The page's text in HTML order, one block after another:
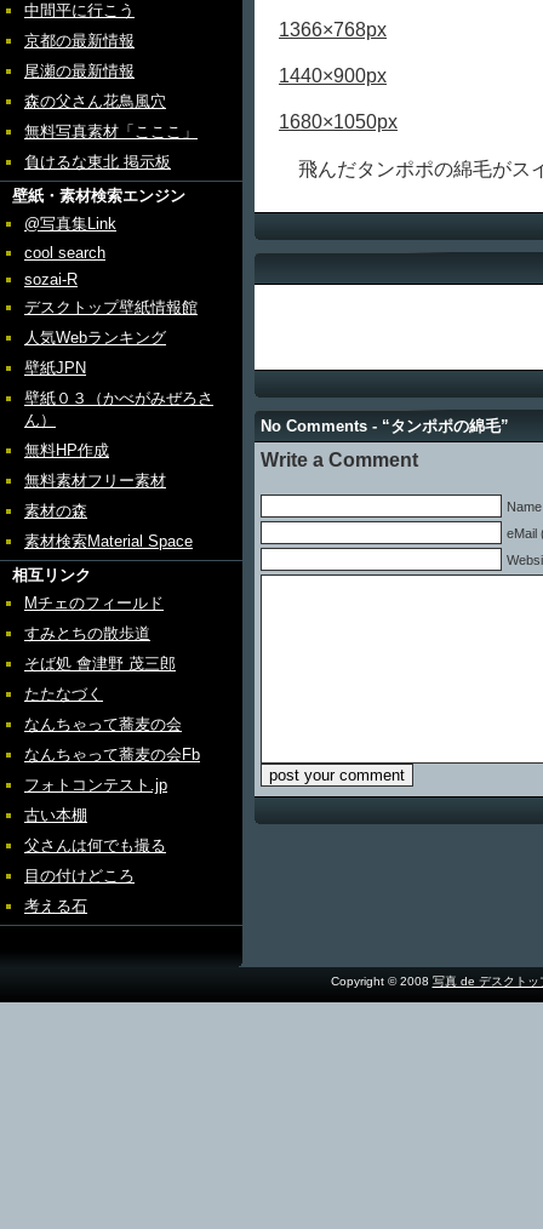
中間平に行こう
京都の最新情報
尾瀬の最新情報
森の父さん花鳥風穴
無料写真素材「こここ」
負けるな東北 掲示板
壁紙・素材検索エンジン
@写真集Link
cool search
sozai-R
デスクトップ壁紙情報館
人気Webランキング
壁紙JPN
壁紙０３（かべがみぜろさ
ん）
無料HP作成
無料素材フリー素材
素材の森
素材検索Material Space
相互リンク
Mチェのフィールド
すみとちの散歩道
そば処 會津野 茂三郎
たたなづく
なんちゃって蕎麦の会
なんちゃって蕎麦の会Fb
フォトコンテスト.jp
古い本棚
父さんは何でも撮る
目の付けどころ
考える石
1366×768px
1440×900px
1680×1050px
飛んだタンポポの綿毛がス
No Comments - “タンポポの綿毛”
Write a Comment
eMail
Copyright © 2008 写真 de デスクトッ